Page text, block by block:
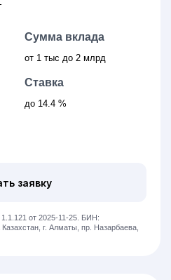
Сумма вклада
от 1 тыс до 2 млрд
Ставка
до 14.4 %
заявку
от 2025-11-25. БИН:
​г. Алматы, пр. Назарбаева,